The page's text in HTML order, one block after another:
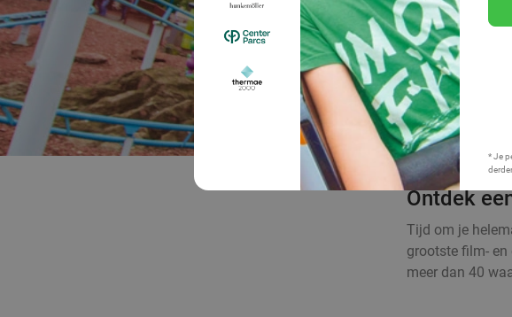
* Je
Ontdek
Tijd om je
grootste film-
meer dan 40